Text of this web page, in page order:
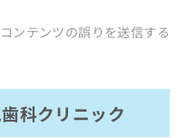
コンテンツの誤りを送信する
科クリニック